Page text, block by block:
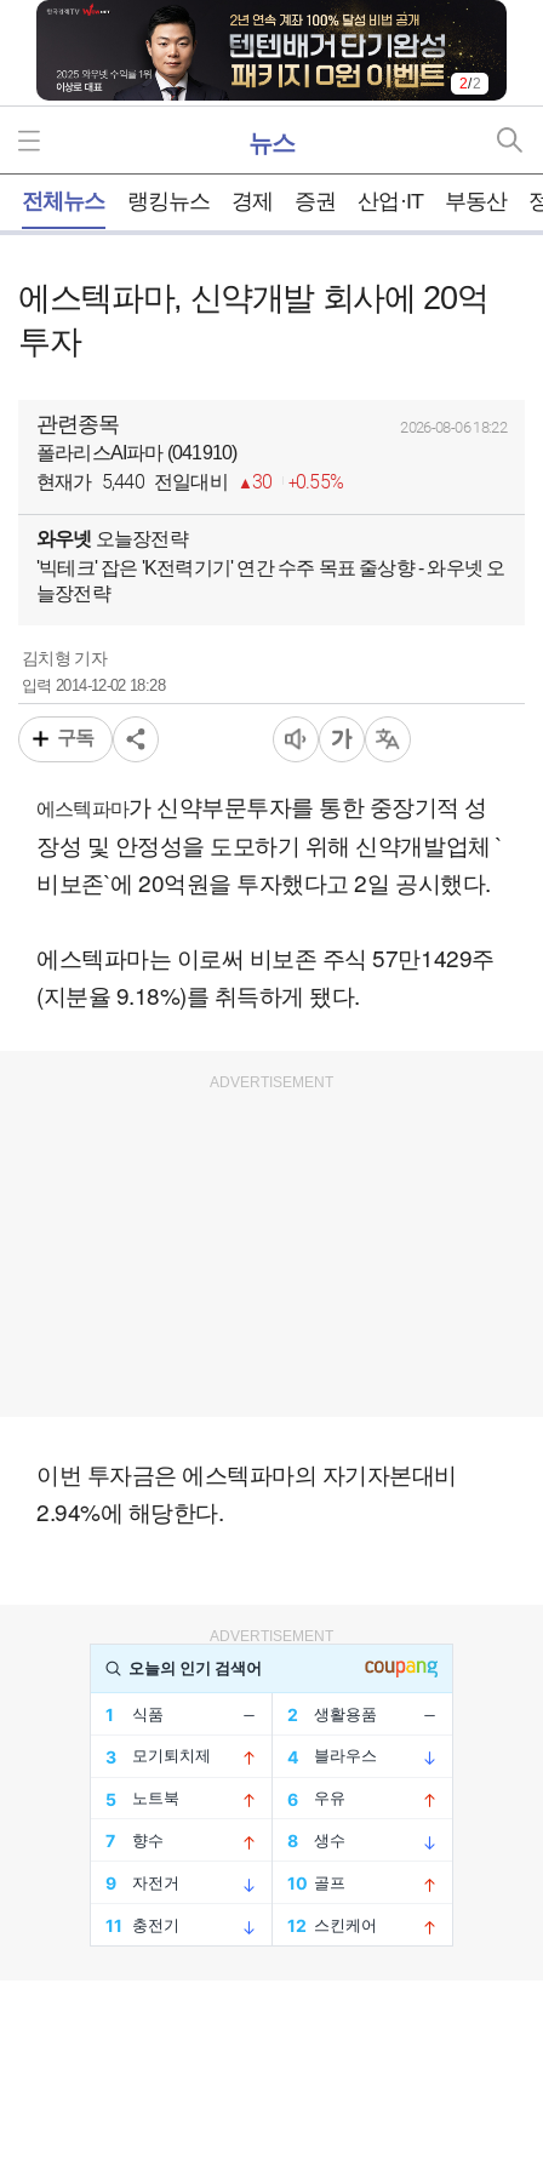
2/2
뉴스
전체뉴스 랭킹뉴스 경제 증권 산업·IT 부동산
에스텍파마, 신약개발 회사에 20억
투자
관련종목 2026-08-06 18:22
폴라리스AI파마 (041910)
현재가 5,440 전일대비 30 0.55%
와우넷 오늘장전략
'빅테크' 잡은 'K전력기기' 연간 수주 목표 줄상향 - 와우넷 오
늘장전략
김치형 기자
입력 2014-12-02 18:28
구독
에스텍파마가 신약부문투자를 통한 중장기적 성
장성 및 안정성을 도모하기 위해 신약개발업체 `
비보존`에 20억원을 투자했다고 2일 공시했다.
에스텍파마는 이로써 비보존 주식 57만1429주
(지분율 9.18%)를 취득하게 됐다.
ADVERTISEMENT
이번 투자금은 에스텍파마의 자기자본대비
2.94%에 해당한다.
ADVERTISEMENT